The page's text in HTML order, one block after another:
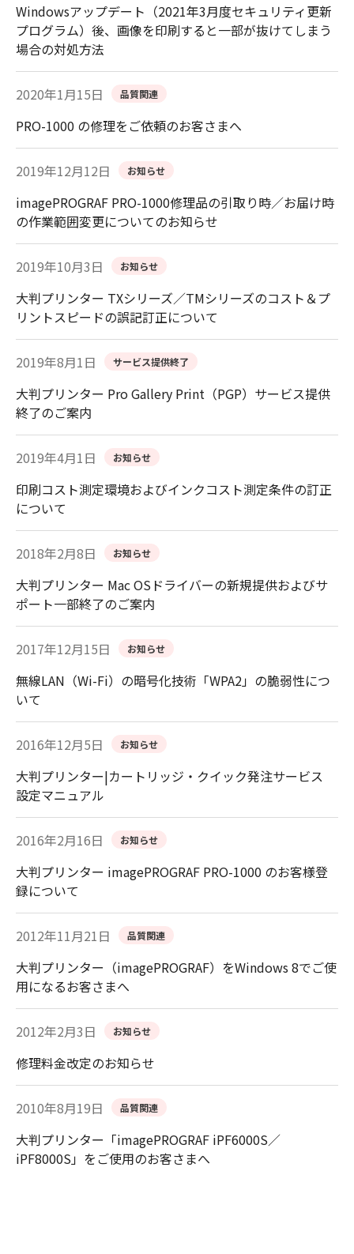
Windowsアップデート（2021年3月度セキュリティ更新
プログラム）後、画像を印刷すると一部が抜けてしまう
場合の対処方法
2020年1月15日 品質関連
PRO-1000 の修理をご依頼のお客さまへ
2019年12月12日 お知らせ
imagePROGRAF PRO-1000修理品の引取り時／お届け時
の作業範囲変更についてのお知らせ
2019年10月3日 お知らせ
大判プリンター TXシリーズ／TMシリーズのコスト＆プ
リントスピードの誤記訂正について
2019年8月1日 サービス提供終了
大判プリンター Pro Gallery Print（PGP）サービス提供
終了のご案内
2019年4月1日 お知らせ
印刷コスト測定環境およびインクコスト測定条件の訂正
について
2018年2月8日 お知らせ
大判プリンター Mac OSドライバーの新規提供およびサ
ポート一部終了のご案内
2017年12月15日 お知らせ
無線LAN（Wi-Fi）の暗号化技術「WPA2」の脆弱性につ
いて
2016年12月5日 お知らせ
大判プリンター|カートリッジ・クイック発注サービス
設定マニュアル
2016年2月16日 お知らせ
大判プリンター imagePROGRAF PRO-1000 のお客様登
録について
2012年11月21日 品質関連
大判プリンター（imagePROGRAF）をWindows 8でご使
用になるお客さまへ
2012年2月3日 お知らせ
修理料金改定のお知らせ
2010年8月19日 品質関連
大判プリンター「imagePROGRAF iPF6000S／
iPF8000S」をご使用のお客さまへ